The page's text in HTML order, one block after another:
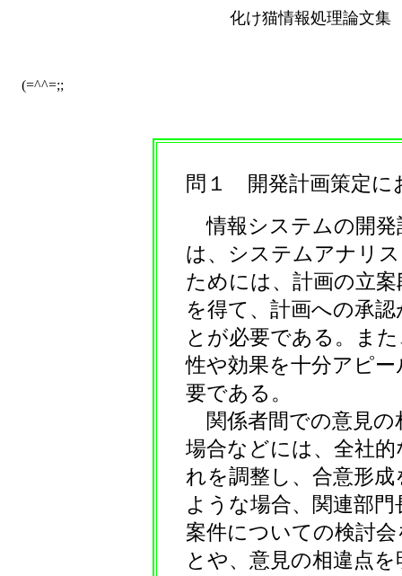
化け猫情報処理論文
(=^^=;;
問１ 開発計画策定に
情報システムの開発
は、システムアナリ
ためには、計画の立
を得て、計画への承
とが必要である。ま
性や効果を十分アピ
要である。
関係者間での意見の
場合などには、全社
れを調整し、合意形
ような場合、関連部
案件についての検討
とや、意見の相違点